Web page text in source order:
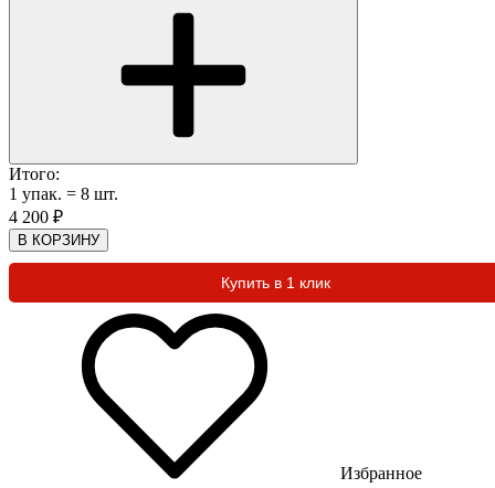
Итого:
1 упак. = 8 шт.
4 200 ₽
В КОРЗИНУ
Купить в 1 клик
Избранное